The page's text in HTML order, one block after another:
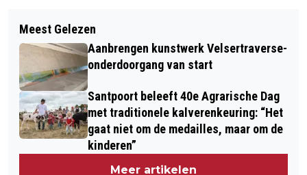
OPENBARE LAADPALEN IN NOORD-
HOLLAND 14% DUURDER DAN IN REST
VAN HET LAND
EERSTE PLAYBACK SHOW VANDAAG
40 JAAR GELEDEN: HET
STARTMOMENT VAN VEEL
HEDENDAAGSE STERREN
Meest Gelezen
Aanbrengen kunstwerk Velsertraverse-
onderdoorgang van start
Santpoort beleeft 40e Agrarische Dag
met traditionele kalverenkeuring: “Het
gaat niet om de medailles, maar om de
kinderen”
Meer artikelen